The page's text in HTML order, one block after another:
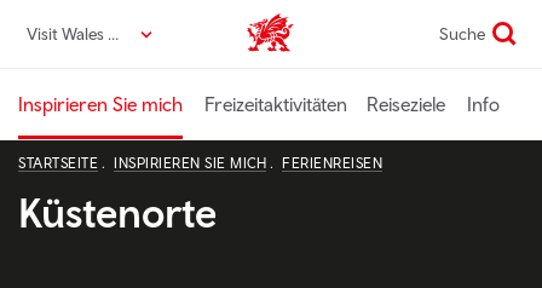
zumVisit Wales DE VisitWales home Suche
Inspirieren Sie mich Freizeitaktivitäten Reiseziele Info
STARTSEITE INSPIRIEREN SIE MICH FERIENREISEN
Küstenorte